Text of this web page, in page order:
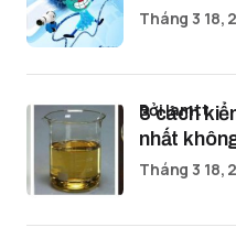
Tháng 3 18,
3 cách
nhất
bởi lamtt
Tháng 3 18,